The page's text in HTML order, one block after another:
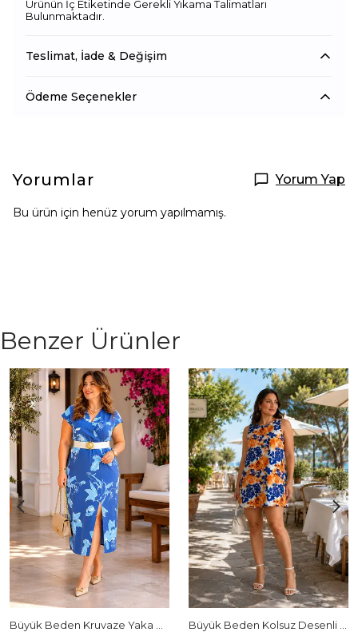
Ürünün İç Etiketinde Gerekli Yıkama Talimatları
Bulunmaktadır.
Teslimat, İade & Değişim
Ödeme Seçenekler
Yorumlar Yorum Yap
Bu ürün için henüz yorum yapılmamış.
Benzer Ürünler